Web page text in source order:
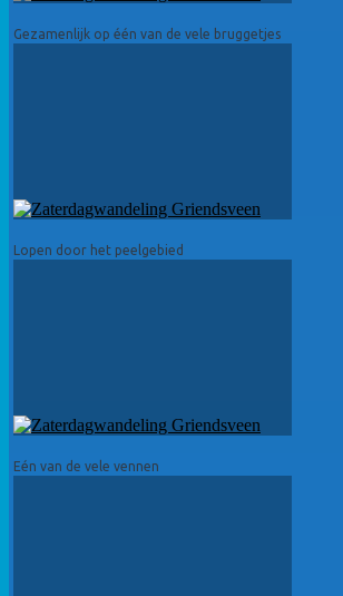
Gezamenlijk op één van de vele bruggetjes
Lopen door het peelgebied
Eén van de vele vennen